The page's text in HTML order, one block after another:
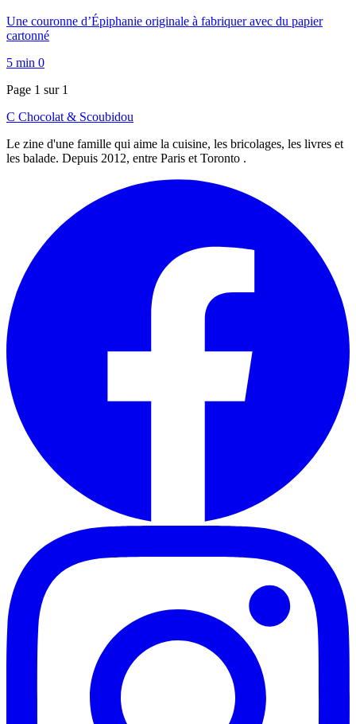
Une couronne d’Épiphanie originale à fabriquer avec du papier
cartonné
5 min 0
Page 1 sur 1
C Chocolat & Scoubidou
Le zine d'une famille qui aime la cuisine, les bricolages, les livres et
les balade. Depuis 2012, entre Paris et Toronto .